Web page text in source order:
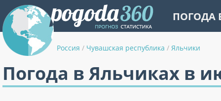
ПОГОДА
Россия / Чувашская республика / Яльчики
Погода в Яльчиках в